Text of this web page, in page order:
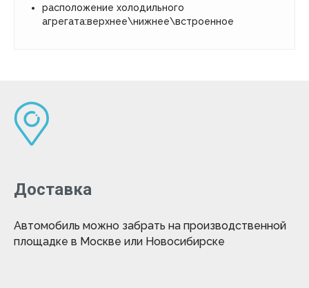
расположение холодильного
агрегата:верхнее\нижнее\встроенное
Доставка
Автомобиль можно забрать на производственной
площадке в Москве или Новосибирске